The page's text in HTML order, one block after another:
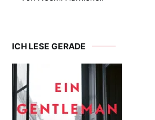
ICH LESE GERADE